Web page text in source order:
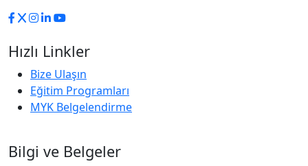
Hızlı Linkler
Bize Ulaşın
Eğitim Programları
MYK Belgelendirme
Bilgi ve Belgeler